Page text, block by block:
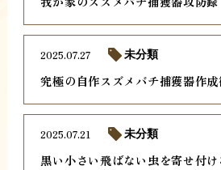
究極の自作スズメバチ捕獲器作成
2025.07.27 未分類
黒い小さい飛ばない虫を寄せ付け
2025.07.21 未分類